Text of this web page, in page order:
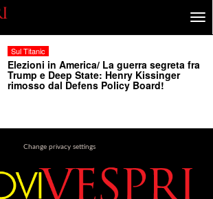
Sul Titanic
Elezioni in America/ La guerra segreta fra
Trump e Deep State: Henry Kissinger
rimosso dal Defens Policy Board!
Change privacy settings